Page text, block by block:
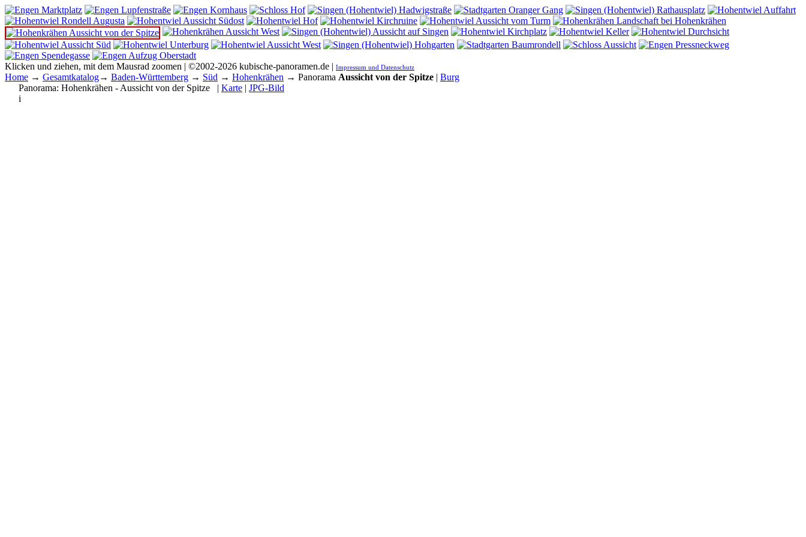
Klicken und ziehen, mit dem Mausrad zoomen | ©2002-2026 kubische-panoramen.de | Impressum und Datenschutz
Home → Gesamtkatalog→ Baden-Württemberg → Süd → Hohenkrähen → Panorama Aussicht von der Spitze | Burg
Panorama: Hohenkrähen - Aussicht von der Spitze | Karte | JPG-Bild
i